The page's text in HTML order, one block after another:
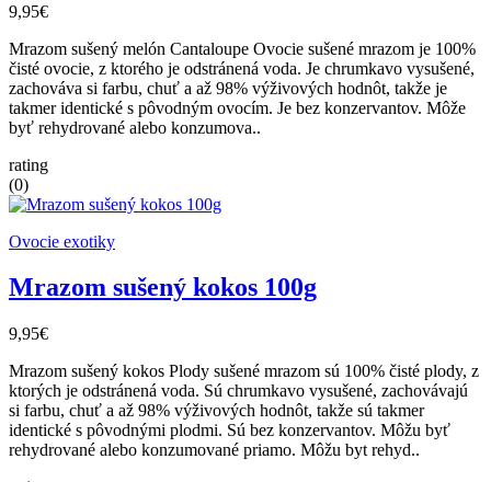
9,95€
Mrazom sušený melón Cantaloupe Ovocie sušené mrazom je 100%
čisté ovocie, z ktorého je odstránená voda. Je chrumkavo vysušené,
zachováva si farbu, chuť a až 98% výživových hodnôt, takže je
takmer identické s pôvodným ovocím. Je bez konzervantov. Môže
byť rehydrované alebo konzumova..
rating
(0)
Ovocie exotiky
Mrazom sušený kokos 100g
9,95€
Mrazom sušený kokos Plody sušené mrazom sú 100% čisté plody, z
ktorých je odstránená voda. Sú chrumkavo vysušené, zachovávajú
si farbu, chuť a až 98% výživových hodnôt, takže sú takmer
identické s pôvodnými plodmi. Sú bez konzervantov. Môžu byť
rehydrované alebo konzumované priamo. Môžu byt rehyd..